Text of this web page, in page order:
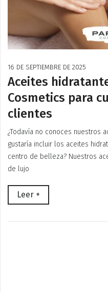
16 DE SEPTIEMBRE DE 2025
Aceites
Cosmetics para
clientes
¿Todavía no conoces nuestros
gustaría incluir los aceites
centro de belleza? Nuestros
de lujo
Leer +